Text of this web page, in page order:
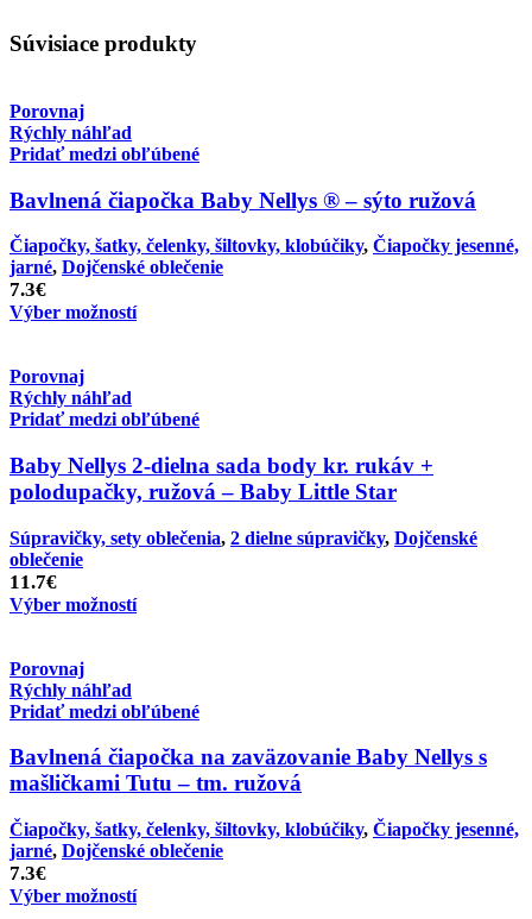
Súvisiace produkty
Porovnaj
Rýchly náhľad
Pridať medzi obľúbené
Bavlnená čiapočka Baby Nellys ® – sýto ružová
Čiapočky, šatky, čelenky, šiltovky, klobúčiky, Čiapočky jesenné,
jarné, Dojčenské oblečenie
7.3€
Výber možností
Porovnaj
Rýchly náhľad
Pridať medzi obľúbené
Baby Nellys 2-dielna sada body kr. rukáv +
polodupačky, ružová – Baby Little Star
Súpravičky, sety oblečenia, 2 dielne súpravičky, Dojčenské
oblečenie
11.7€
Výber možností
Porovnaj
Rýchly náhľad
Pridať medzi obľúbené
Bavlnená čiapočka na zaväzovanie Baby Nellys s
mašličkami Tutu – tm. ružová
Čiapočky, šatky, čelenky, šiltovky, klobúčiky, Čiapočky jesenné,
jarné, Dojčenské oblečenie
7.3€
Výber možností